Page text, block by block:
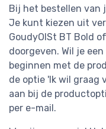
Bij het bestellen van
Je kunt kiezen uit
GoudyOlSt BT Bold
doorgeven. Wil je
beginnen met de
de optie 'Ik wil graag
aan bij de
per e-mail.